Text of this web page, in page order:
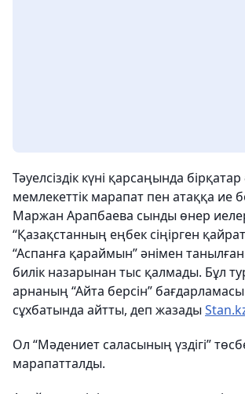
Тәуелсіздік күні қарсаңында бірқатар
мемлекеттік марапат пен атаққа ие
Маржан Арапбаева сынды өнер
“Қазақстанның еңбек сіңірген
“Аспанға қараймын” әнімен
билік назарынан тыс қалмады. Бұл
арнаның “Айта берсін”
сұхбатында айтты, деп жазады
Ол “Мәдениет саласының үздігі”
марапатталды.